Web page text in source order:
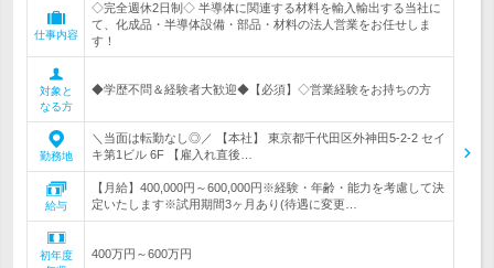
仕事内容
◇完全週休2日制◇ 半導体に関連する材料を輸入輸出する当社に
て、化成品・半導体設備・部品・材料の法人営業をお任せしま
す！
対象と
なる方
◆学歴不問＆経験者大歓迎◆【必須】◇営業経験をお持ちの方
勤務地
＼当面は転勤なし◎／ 【本社】 東京都千代田区外神田5-2-2 セイ
キ第1ビル 6F 【雇入れ直後…
給与
【月給】400,000円～600,000円※経験・年齢・能力を考慮して決
定いたします※試用期間3ヶ月あり(待遇に変更…
初年度
400万円～600万円